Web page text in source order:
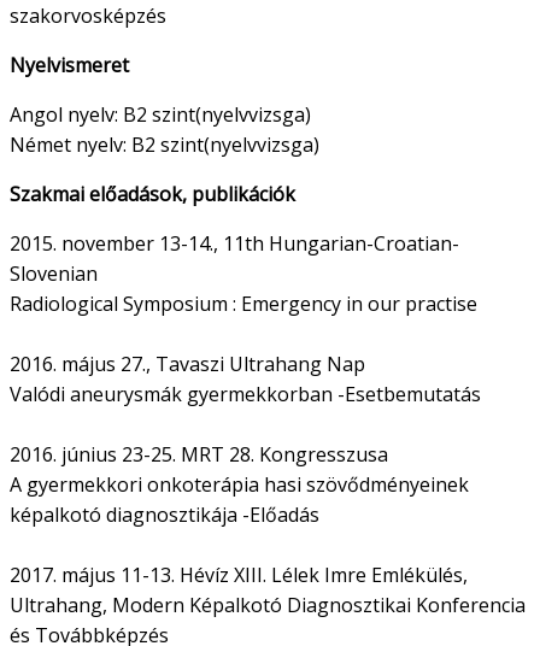
szakorvosképzés
Nyelvismeret
Angol nyelv: B2 szint(nyelvvizsga)
Német nyelv: B2 szint(nyelvvizsga)
Szakmaielőadások, publikációk
2015. november 13-14., 11th Hungarian-Croatian-
Slovenian
Radiological Symposium : Emergency in our practise
2016. május 27., Tavaszi Ultrahang Nap
Valódi aneurysmák gyermekkorban -Esetbemutatás
2016. június 23-25. MRT 28. Kongresszusa
A gyermekkori onkoterápia hasi szövődményeinek
képalkotó diagnosztikája -Előadás
2017. május 11-13. Hévíz XIII. Lélek Imre Emlékülés,
Ultrahang, Modern Képalkotó Diagnosztikai Konferencia
és Továbbképzés